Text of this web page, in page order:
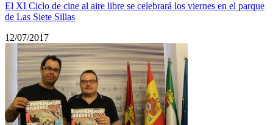
El XI Ciclo de cine al aire libre se celebrará los viernes en el parque
de Las Siete Sillas
12/07/2017